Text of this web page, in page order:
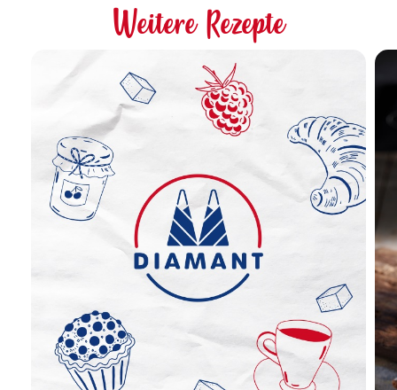
Weitere Rezepte